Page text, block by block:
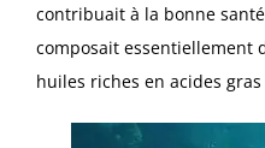
contribuait à la bonne
composait essentiellement
huiles riches en acides